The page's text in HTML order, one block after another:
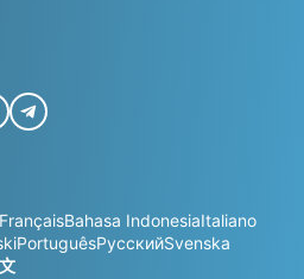
FrançaisBahasa IndonesiaItaliano
PortuguêsРусскийSvenska